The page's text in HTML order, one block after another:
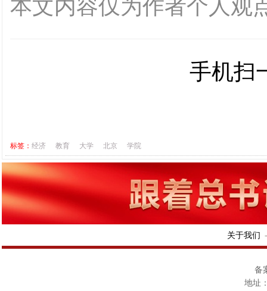
本文内容仅为作者个人观
手机扫
标签： 经济 教育 大学 北京 学院
关于我们
备
地址